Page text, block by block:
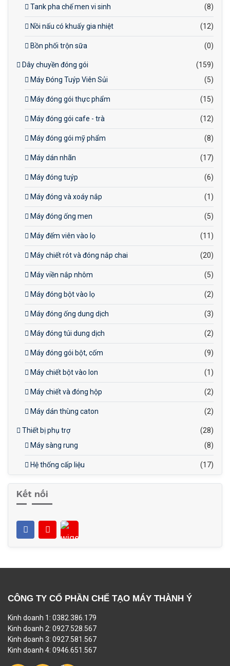
Tank pha chế men vi sinh (8)
Nồi nấu có khuấy gia nhiệt (12)
Bồn phối trộn sữa (0)
Dây chuyền đóng gói
(159)
Máy Đóng Tuýp Viên Sủi
(5)
Máy đóng gói thực phẩm (15)
Máy đóng gói cafe - trà (12)
Máy đóng gói mỹ phẩm (8)
Máy dán nhãn (17)
Máy đóng tuýp (6)
Máy đóng và xoáy nắp (1)
Máy đóng ống men (5)
Máy đếm viên vào lọ (11)
Máy chiết rót và đóng nắp chai (20)
Máy viền nắp nhôm (5)
Máy đóng bột vào lọ (2)
Máy đóng ống dung dịch (3)
Máy đóng túi dung dịch (2)
Máy đóng gói bột, cốm (9)
Máy chiết bột vào lon (1)
Máy chiết và đóng hộp (2)
Máy dán thùng caton (2)
Thiết bị phụ trợ
(28)
Máy sàng rung
(8)
Hệ thống cấp liệu (17)
Kết nối
CÔNG TY CỔ PHẦN CHẾ TẠO MÁY THÀNH Ý
Kinh doanh 1: 0382.386.179
Kinh doanh 2: 0927.528.567
Kinh doanh 3: 0927.581.567
Kinh doanh 4: 0946.651.567